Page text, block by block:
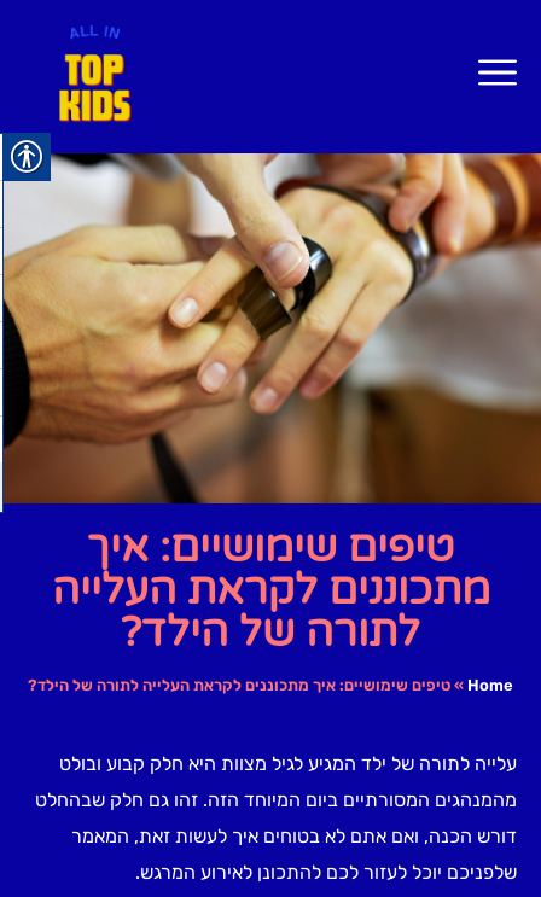
טיפים שימושיים: איך
מתכוננים לקראת העלייה
לתורה של הילד?
Home
» טיפים שימושיים: איך מתכוננים לקראת העלייה לתורה של הילד?
עלייה לתורה של ילד המגיע לגיל מצוות היא חלק קבוע ובולט
מהמנהגים המסורתיים ביום המיוחד הזה. זהו גם חלק שבהחלט
דורש הכנה, ואם אתם לא בטוחים איך לעשות זאת, המאמר
שלפניכם יוכל לעזור לכם להתכונן לאירוע המרגש.